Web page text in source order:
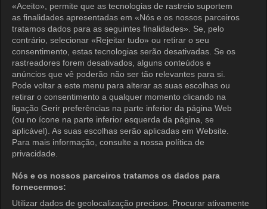
«Aceito», permite que as tecnologias de rastreio suportem
as finalidades apresentadas em «Nós e os nossos parceiros
tratamos dados para as seguintes finalidades». Se, pelo
contrário, selecionar «Rejeitar tudo» ou retirar o seu
consentimento, estas tecnologias serão desativadas. Se os
rastreadores forem desativados, alguns conteúdos e
anúncios que vê poderão não ser tão relevantes para si.
Pode voltar a este menu para alterar as suas escolhas ou
retirar o consentimento a qualquer momento clicando na
ligação Gerir preferências na parte inferior da página Web
(ou no ícone na parte inferior esquerda da página, se
aplicável). As suas escolhas serão aplicadas em Website.
Para mais informação, consulte a nossa política de
privacidade.
Nós e os nossos parceiros tratamos os dados para
fornecermos:
Utilizar dados de geolocalização precisos. Procurar ativamente